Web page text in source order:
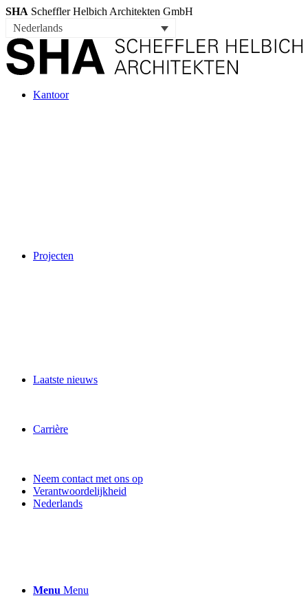
SHA Scheffler Helbich Architekten GmbH
Nederlands
Kantoor
Projecten
Laatste nieuws
Carrière
Neem contact met ons op
Verantwoordelijkheid
Nederlands
Menu Menu